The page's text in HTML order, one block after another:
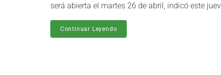
será abierta el martes 26 de abril, indicó este
Continuar Leyendo